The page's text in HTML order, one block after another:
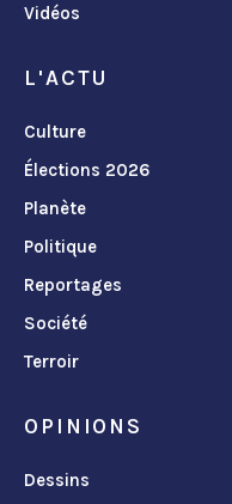
Vidéos
L'ACTU
Culture
Élections 2026
Planète
Politique
Reportages
Société
Terroir
OPINIONS
Dessins